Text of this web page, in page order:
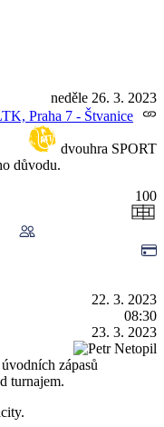
neděle 26. 3. 2023
Praha 7 - Štvanice
dvouhra SPORT
důvodu.
100
22. 3. 2023
08:30
23. 3. 2023
zápasů
turnajem.